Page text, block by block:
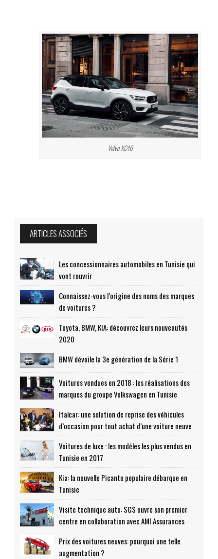
Volvo XC40
ARTICLES ASSOCIÉS
Les concessionnaires automobiles en Tunisie qui
vont rouvrir
Connaissez-vous l’origine des noms des marques
de voitures ?
Toyota, BMW, KIA: découvrez leurs nouveautés
2020
BMW dévoile la 3e génération de la Série 1
Voitures vendues en 2018 : les réalisations des
marques du groupe Volkswagen en Tunisie
Italcar: une solution de reprise des véhicules
d’occasion pour tout achat d’une voiture neuve
Voitures de luxe : les modèles les plus vendus en
Tunisie en 2017
Kia: la nouvelle Picanto populaire débarque en
Tunisie
Visite technique auto: SGS ouvre son premier
centre en collaboration avec AMI Assurances
Prix des voitures neuves: pourquoi une telle
augmentation ?